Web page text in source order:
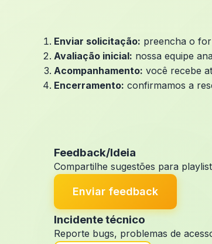
Enviar solicitação: preencha o
Avaliação inicial: nossa equipe
Acompanhamento: você recebe
Encerramento: confirmamos a
Feedback/Ideia
Compartilhe sugestões para
Enviar feedback
Incidente técnico
Reporte bugs, problemas de